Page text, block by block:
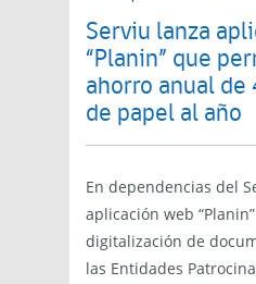
Serviu lanza
“Planin” que
ahorro anual de
de papel al año
En dependencias del
aplicación web
digitalización de
las Entidades